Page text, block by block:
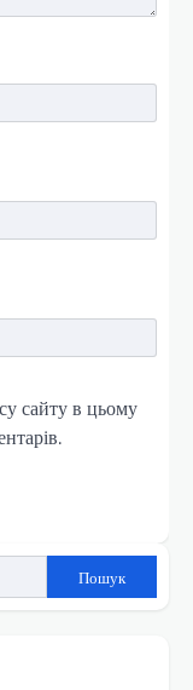
сайту в цьому
Пошук